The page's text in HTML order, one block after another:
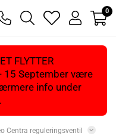
phone
magnifying
glass
heart
light
user
light
0
FLYTTER
15 September være
info under
Centra reguleringsventil